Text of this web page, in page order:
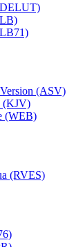
(ASV)
(KJV)
(WEB)
(RVES)